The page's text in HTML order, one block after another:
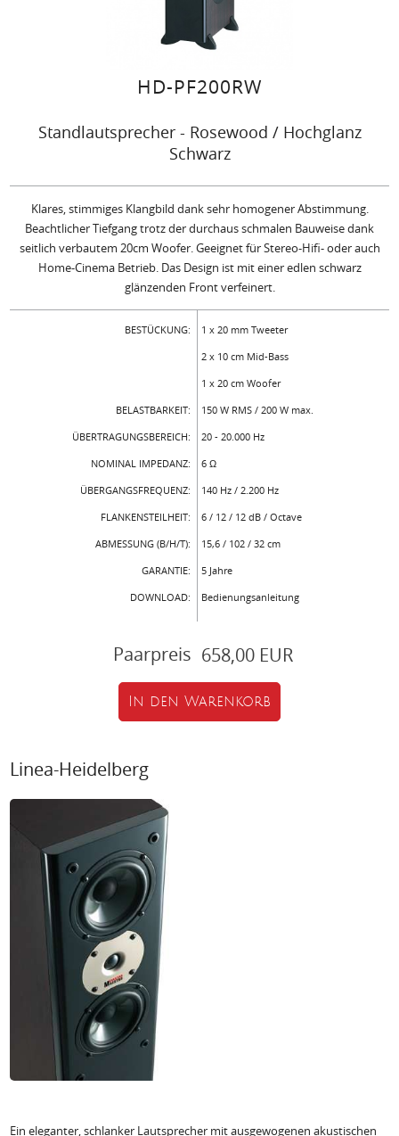
HD-PF200RW
Standlautsprecher - Rosewood / Hochglanz
Schwarz
Klares, stimmiges Klangbild dank sehr homogener Abstimmung.
Beachtlicher Tiefgang trotz der durchaus schmalen Bauweise dank
seitlich verbautem 20cm Woofer. Geeignet für Stereo-Hifi- oder auch
Home-Cinema Betrieb. Das Design ist mit einer edlen schwarz
glänzenden Front verfeinert.
BESTÜCKUNG:
BELASTBARKEIT:
ÜBERTRAGUNGSBEREICH:
NOMINAL IMPEDANZ:
ÜBERGANGSFREQUENZ:
FLANKENSTEILHEIT:
ABMESSUNG (B/H/T):
GARANTIE:
DOWNLOAD:
1 x 20 mm Tweeter
2 x 10 cm Mid-Bass
1 x 20 cm Woofer
150 W RMS / 200 W max.
20 - 20.000 Hz
6 Ω
140 Hz / 2.200 Hz
6 / 12 / 12 dB / Octave
15,6 / 102 / 32 cm
5 Jahre
Bedienungsanleitung
Paarpreis 658,00 EUR
In den Warenkorb
Linea-Heidelberg
Ein eleganter, schlanker Lautsprecher mit ausgewogenen akustischen